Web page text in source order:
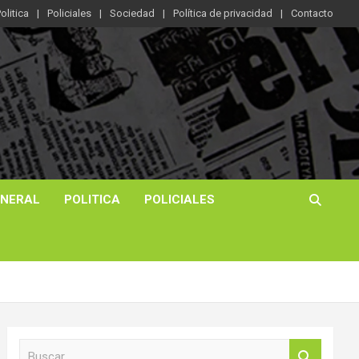
Policiales Sociedad Política de privacidad Contacto
POLITICA POLICIALES